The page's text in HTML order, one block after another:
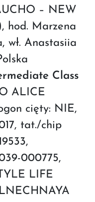
– NEW
hod. Marzena
wł. Anastasiia
Class
ALICE
cięty: NIE,
tat./chip
000775,
LIFE